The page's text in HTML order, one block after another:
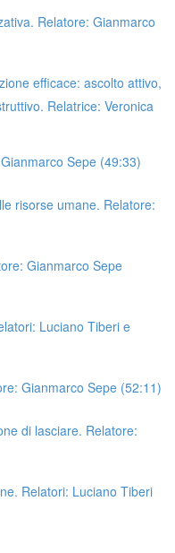
Relatore: Gianmarco
efficace: ascolto attivo,
Relatrice: Veronica
Sepe (49:33)
risorse umane. Relatore:
Gianmarco Sepe
Luciano Tiberi e
Gianmarco Sepe (52:11)
di lasciare. Relatore:
Relatori: Luciano Tiberi